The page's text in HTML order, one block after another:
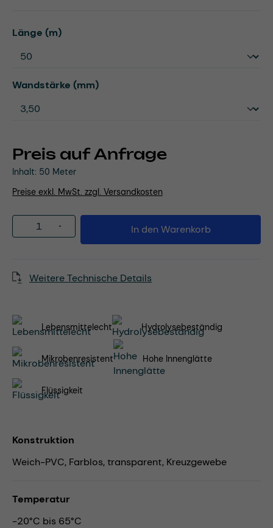
Preis auf Anfrage
Inhalt: 50 Meter
Preise exkl. MwSt. zzgl. Versandkosten
Länge (m)auswählen
Wandstärke (mm)auswählen
Produkt Anzahl: Gib den gewünschten
In den Warenkorb
Weitere Technische Details
Lebensmittelecht Hydrolysebeständig
Mikrobenresistent Hohe Innenglätte
Flüssigkeit
Konstruktion
Weich-PVC, Farblos, transparent, Kreuzgewebe
Temperatur
-20°C bis 65°C